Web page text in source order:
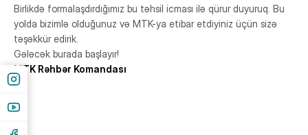
Birlikdə formalaşdırdığımız bu təhsil icması ilə qürur duyuruq. Bu
yolda bizimlə olduğunuz və MTK-ya etibar etdiyiniz üçün sizə
təşəkkür edirik.
Gələcək burada başlayır!
MTK Rəhbər Komandası